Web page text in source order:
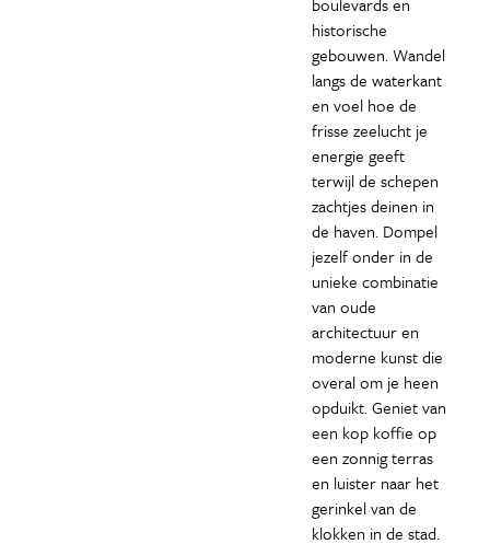
historische
gebouwen. Wandel
langs de waterkant
en voel hoe de
frisse zeelucht je
energie geeft
terwijl de schepen
zachtjes deinen in
de haven. Dompel
jezelf onder in de
unieke combinatie
van oude
architectuur en
moderne kunst die
overal om je heen
opduikt. Geniet van
een kop koffie op
een zonnig terras
en luister naar het
gerinkel van de
klokken in de stad.